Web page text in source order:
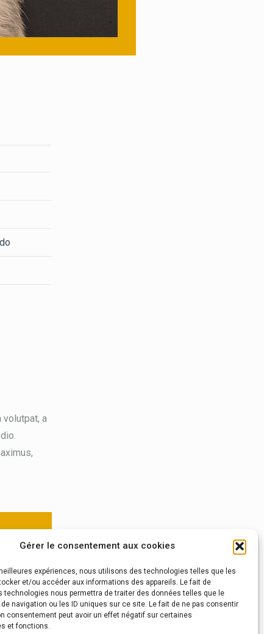
Gérer le consentement aux cookies
expériences, nous utilisons des technologies telles que les
et/ou accéder aux informations des appareils. Le fait de
technologies nous permettra de traiter des données telles que le
navigation ou les ID uniques sur ce site. Le fait de ne pas consentir
consentement peut avoir un effet négatif sur certaines
et fonctions.
a
vel